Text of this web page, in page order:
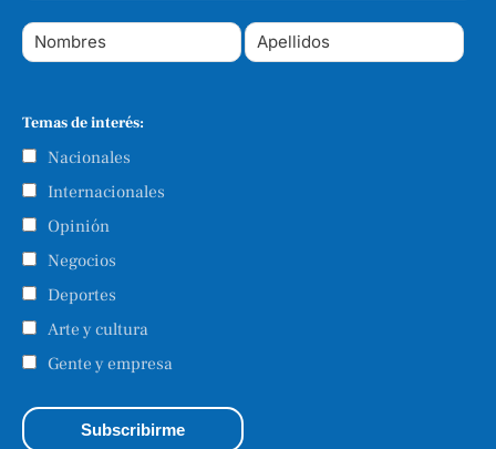
Temas de interés:
Nacionales
Internacionales
Opinión
Negocios
Deportes
Arte y cultura
Gente y empresa